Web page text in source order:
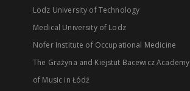
Lodz University of Technology
Medical University of Lodz
Nofer Institute of Occupational Medicine
The Grażyna and Kiejstut Bacewicz Academy
of Music in Łódź